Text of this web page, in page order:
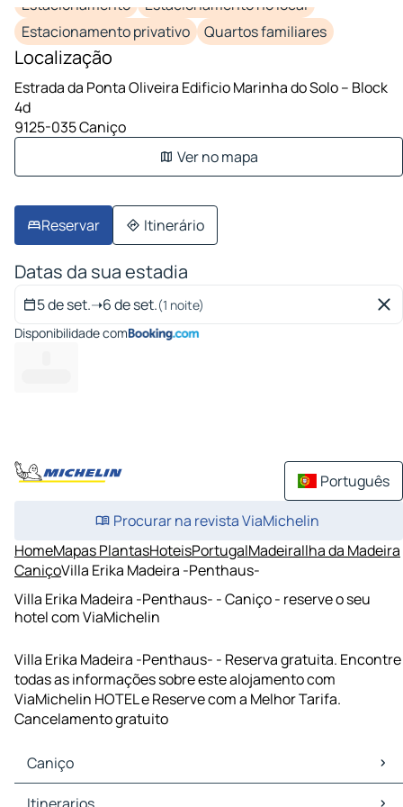
Estacionamento
Estacionamento no local
Estacionamento privativo
Quartos familiares
Localização
Estrada da Ponta Oliveira Edificio Marinha do Solo – Block
4d
9125-035 Caniço
Ver no mapa
Reservar Itinerário
Datas da sua estadia
5 de set.➝6 de set.(1 noite)
Disponibilidade com
Português
Procurar na revista ViaMichelin
HomeMapas PlantasHoteisPortugalMadeiraIlha da Madeira
CaniçoVilla Erika Madeira -Penthaus-
Villa Erika Madeira -Penthaus- - Caniço - reserve o seu
hotel com ViaMichelin
Villa Erika Madeira -Penthaus- - Reserva gratuita. Encontre
todas as informações sobre este alojamento com
ViaMichelin HOTEL e Reserve com a Melhor Tarifa.
Cancelamento gratuito
Caniço
Caniço Mapas Plantas